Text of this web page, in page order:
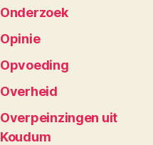
Onderzoek
Opinie
Opvoeding
Overheid
Overpeinzingen uit
Koudum